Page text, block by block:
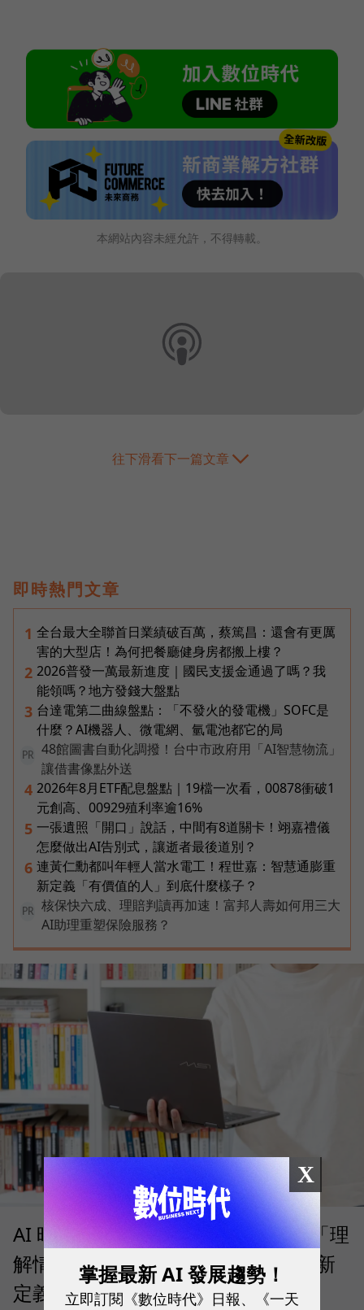
本網站內容未經允許，不得轉載。
往下滑看下一篇文章
即時熱門文章
1 全台最大全聯首日業績破百萬，蔡篤昌：還會有更厲
害的大型店！為何把餐廳健身房都搬上樓？
2 2026普發一萬最新進度｜國民支援金通過了嗎？我
能領嗎？地方發錢大盤點
3 台達電第二曲線盤點：「不發火的發電機」SOFC是
什麼？AI機器人、微電網、氫電池都它的局
PR
48館圖書自動化調撥！台中市政府用「AI智慧物流」
讓借書像點外送
4 2026年8月ETF配息盤點｜19檔一次看，00878衝破1
元創高、00929殖利率逾16%
5 一張遺照「開口」說話，中間有8道關卡！翊嘉禮儀
怎麼做出AI告別式，讓逝者最後道別？
6 連黃仁勳都叫年輕人當水電工！程世嘉：智慧通膨重
新定義「有價值的人」到底什麼樣子？
PR
核保快六成、理賠判讀再加速！富邦人壽如何用三大
AI助理重塑保險服務？
AI 時代的行動生產力：MSI 如何用「理
解情境」的 Prestige 14 Flip AI+ 重新
定義商務筆電與 Copilot+ PC？
X
掌握最新 AI 發展趨勢！
立即訂閱《數位時代》日報、《一天